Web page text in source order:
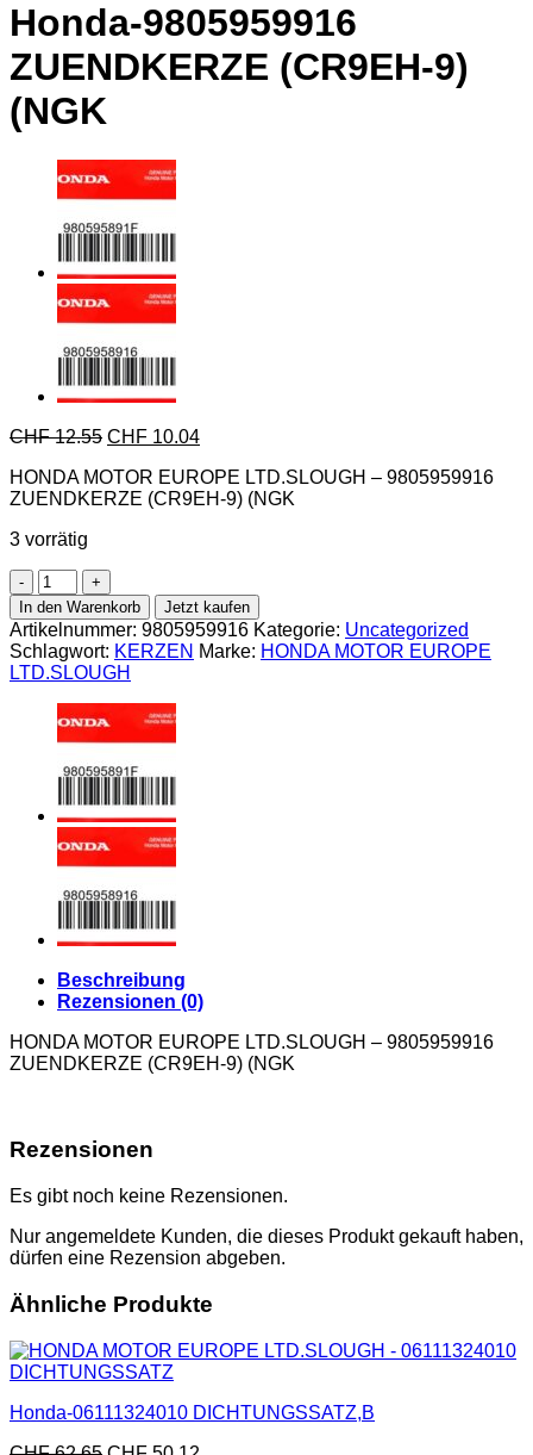
Honda-9805959916
ZUENDKERZE (CR9EH-9)
(NGK
CHF12.55 CHF 10.04
HONDA MOTOR EUROPE LTD.SLOUGH – 9805959916
ZUENDKERZE (CR9EH-9) (NGK
3 vorrätig
Honda-
9805959916
ZUENDKERZE
(CR9EH-
9)
(NGK
Menge
In den Warenkorb Jetzt kaufen
Artikelnummer: 9805959916 Kategorie: Uncategorized
Schlagwort: KERZEN Marke: HONDA MOTOR EUROPE
LTD.SLOUGH
Beschreibung
Rezensionen (0)
HONDA MOTOR EUROPE LTD.SLOUGH – 9805959916
ZUENDKERZE (CR9EH-9) (NGK
Rezensionen
Es gibt noch keine Rezensionen.
Nur angemeldete Kunden, die dieses Produkt gekauft haben,
dürfen eine Rezension abgeben.
Ähnliche Produkte
Honda-06111324010 DICHTUNGSSATZ,B